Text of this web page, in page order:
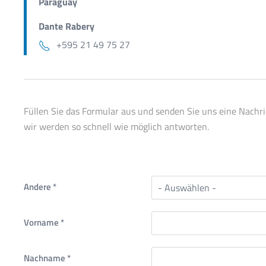
Dante Rabery
+595 21 49 75 27
Füllen Sie das Formular aus und senden Sie uns eine
wir werden so schnell wie möglich antworten.
Andere *
Vorname *
Nachname *